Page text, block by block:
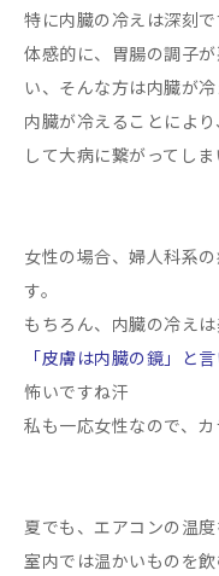
特に内臓の冷えは深刻で
体感的に、胃腸の調子
い、そんな方は内臓が
内臓が冷えることによ
して大病に繋がってしま
女性の場合、婦人科系
す。
もちろん、内臓の冷えは
「皮膚は内臓の鏡」と言
怖いですね汗
私も一応女性なので、カ
夏でも、エアコンの温度
室内では温かいものを飲